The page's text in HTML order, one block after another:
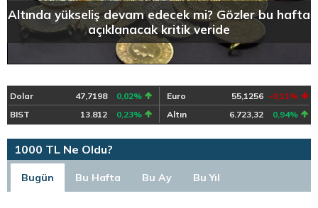
Altında yükseliş devam edecek mi? Gözler bu hafta
açıklanacak kritik veride
Dolar 47,7198 0,02% Euro 55,1256 -0,11%
BIST
13.812 0,23% Altın 6.723,32 0,94%
1000 TL Ne Oldu?
Bugün Bu Hafta Bu Ay Bu Yıl